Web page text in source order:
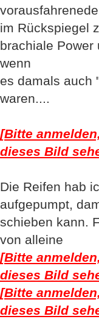
im Rückspiegel
brachiale Power
wenn
es damals auch
waren....
[Bitte
dieses Bild
Die Reifen hab
aufgepumpt,
schieben kann.
von alleine
[Bitte
dieses Bild
[Bitte
dieses Bild